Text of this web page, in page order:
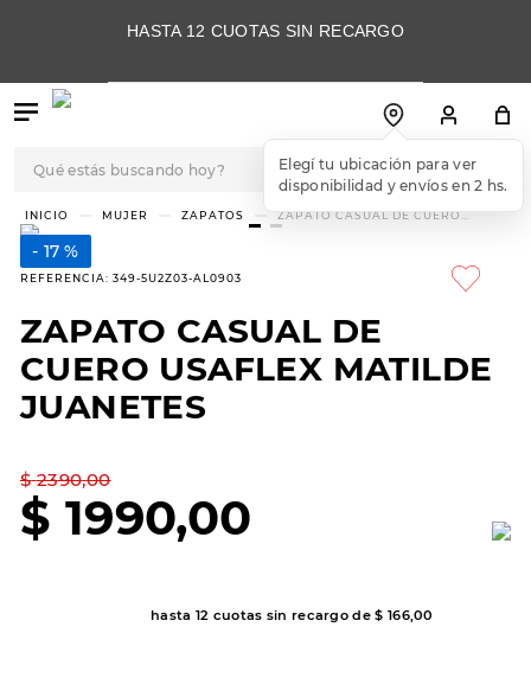
HASTA 12 CUOTAS SIN RECARGO
Elegí tu ubicación para ver
disponibilidad y envíos en 2 hs.
MUJER ZAPATOS
ZAPATO CASUAL DE CUERO
USAFLEX MATILDE JUANETES
17 %
REFERENCIA: 349-5U2Z03-AL0903
ZAPATO CASUAL DE
CUERO USAFLEX MATILDE
JUANETES
$ 2390,00
$ 1990,00
hasta 12 cuotas sin recargo de$ 166,00
TÉRMINOS MÁS
BUSCADOS
3.
skechers slip-ins